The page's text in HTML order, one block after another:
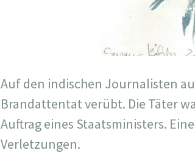
Auf den indischen Journalisten
Brandattentat verübt. Die Täter
Auftrag eines Staatsministers.
Verletzungen.